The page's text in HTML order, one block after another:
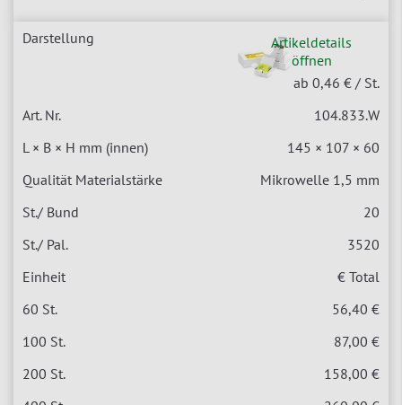
Artikeldetails
öffnen
ab 0,46 € / St.
104.833.W
145 × 107 × 60
Mikrowelle 1,5 mm
20
3520
€ Total
56,40 €
87,00 €
158,00 €